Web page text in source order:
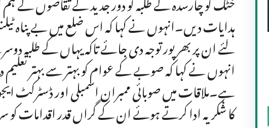
ہدایات دیں۔انہوں نے کہا کہ اس ضلع میں بے
لئے ان پر بھر پور توجہ دی جائے تاکہ یہاں کے طلبہ
انہوں نے کہا کہ صوبے کے عوام کو بہتر سے بہتر
ہے۔ملاقات میں صوبائی ممبران اسمبلی اور ڈسٹرکٹ
کا شکریہ ادا کرتے ہوئے ان کے گراں قدر اقدامات کو